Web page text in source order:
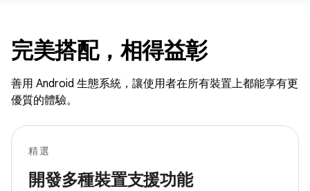
完美搭配，相得益彰
善用 Android 生態系統，讓使用者在所有裝置上都能享有更
優質的體驗。
精選
開發多種裝置支援功能